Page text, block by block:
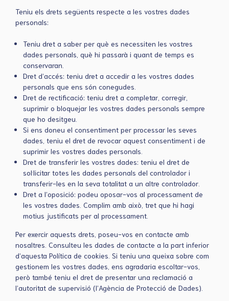
Teniu els drets següents respecte a les vostres dades
personals:
Teniu dret a saber per què es necessiten les vostres
dades personals, què hi passarà i quant de temps es
conservaran.
Dret d’accés: teniu dret a accedir a les vostres dades
personals que ens són conegudes.
Dret de rectificació: teniu dret a completar, corregir,
suprimir o bloquejar les vostres dades personals sempre
que ho desitgeu.
Si ens doneu el consentiment per processar les seves
dades, teniu el dret de revocar aquest consentiment i de
suprimir les vostres dades personals.
Dret de transferir les vostres dades: teniu el dret de
sol·licitar totes les dades personals del controlador i
transferir-les en la seva totalitat a un altre controlador.
Dret a l’oposició: podeu oposar-vos al processament de
les vostres dades. Complim amb això, tret que hi hagi
motius justificats per al processament.
Per exercir aquests drets, poseu-vos en contacte amb
nosaltres. Consulteu les dades de contacte a la part inferior
d’aquesta Política de cookies. Si teniu una queixa sobre com
gestionem les vostres dades, ens agradaria escoltar-vos,
però també teniu el dret de presentar una reclamació a
l’autoritat de supervisió (l’Agència de Protecció de Dades).